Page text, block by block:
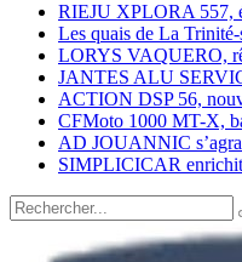
RIEJU XPLORA 557,
Les quais de La
LORYS VAQUERO,
JANTES ALU
ACTION DSP 56,
CFMoto 1000 MT-X,
AD JOUANNIC
SIMPLICICAR